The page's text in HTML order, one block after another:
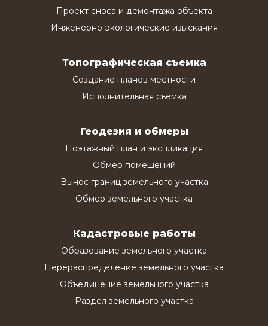
Проект сноса и демонтажа объекта
Инженерно-экологические изыскания
Топографическая съемка
Создание планов местности
Исполнительная съемка
Геодезия и обмеры
Поэтажный план и экспликация
Обмер помещений
Вынос границ земельного участка
Обмер земельного участка
Кадастровые работы
Образование земельного участка
Перераспределение земельного участка
Объединение земельного участка
Раздел земельного участка